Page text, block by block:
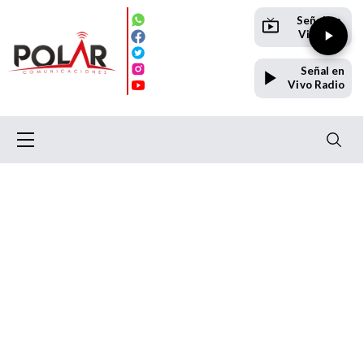
Señal en
Vivo TV
Señal en
Vivo Radio